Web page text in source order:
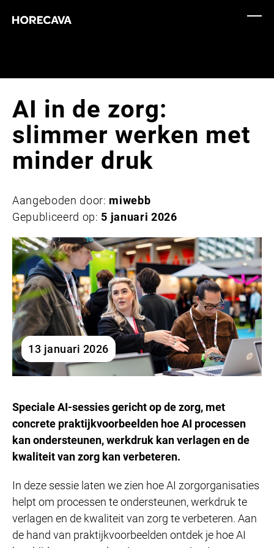
AI in de zorg:
slimmer werken met
minder druk
Aangeboden door: miwebb
Gepubliceerd op: 5 januari 2026
13 januari 2026
Speciale AI-sessies gericht op de zorg, met
concrete praktijkvoorbeelden hoe AI processen
kan ondersteunen, werkdruk kan verlagen en de
kwaliteit van zorg kan verbeteren.
In deze sessie laten we zien hoe AI zorgorganisaties
helpt om processen te ondersteunen, werkdruk te
verlagen en de kwaliteit van zorg te verbeteren. Aan
de hand van praktijkvoorbeelden ontdek je hoe AI